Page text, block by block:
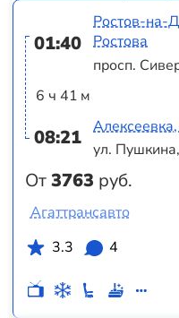
01:40
6 ч 41 м
08:21
От3763 руб.
Ростов-на-
Ростова
просп.
ул.
Агаттрансавто
3.3
4